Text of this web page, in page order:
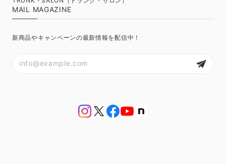
MAIL MAGAZINE
新商品やキャンペーンの最新情報を配信中！